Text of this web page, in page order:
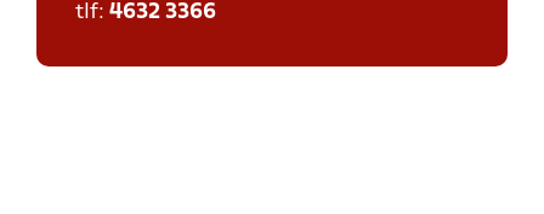
tlf: 4632 3366